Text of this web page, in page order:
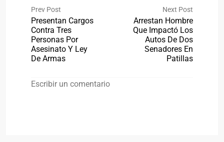
Prev Post
Presentan Cargos
Contra Tres
Personas Por
Asesinato Y Ley
De Armas
Next Post
Arrestan Hombre
Que Impactó Los
Autos De Dos
Senadores En
Patillas
Escribir un comentario